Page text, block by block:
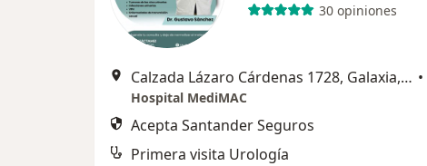
30 opiniones
Calzada Lázaro Cárdenas 1728, Galaxia, Boca del Rio 94294, Boca del Rio •
Hospital MediMAC
Acepta Santander Seguros
Primera visita Urología